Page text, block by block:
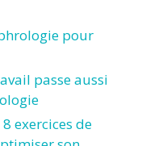
pour
passe aussi
exercices de